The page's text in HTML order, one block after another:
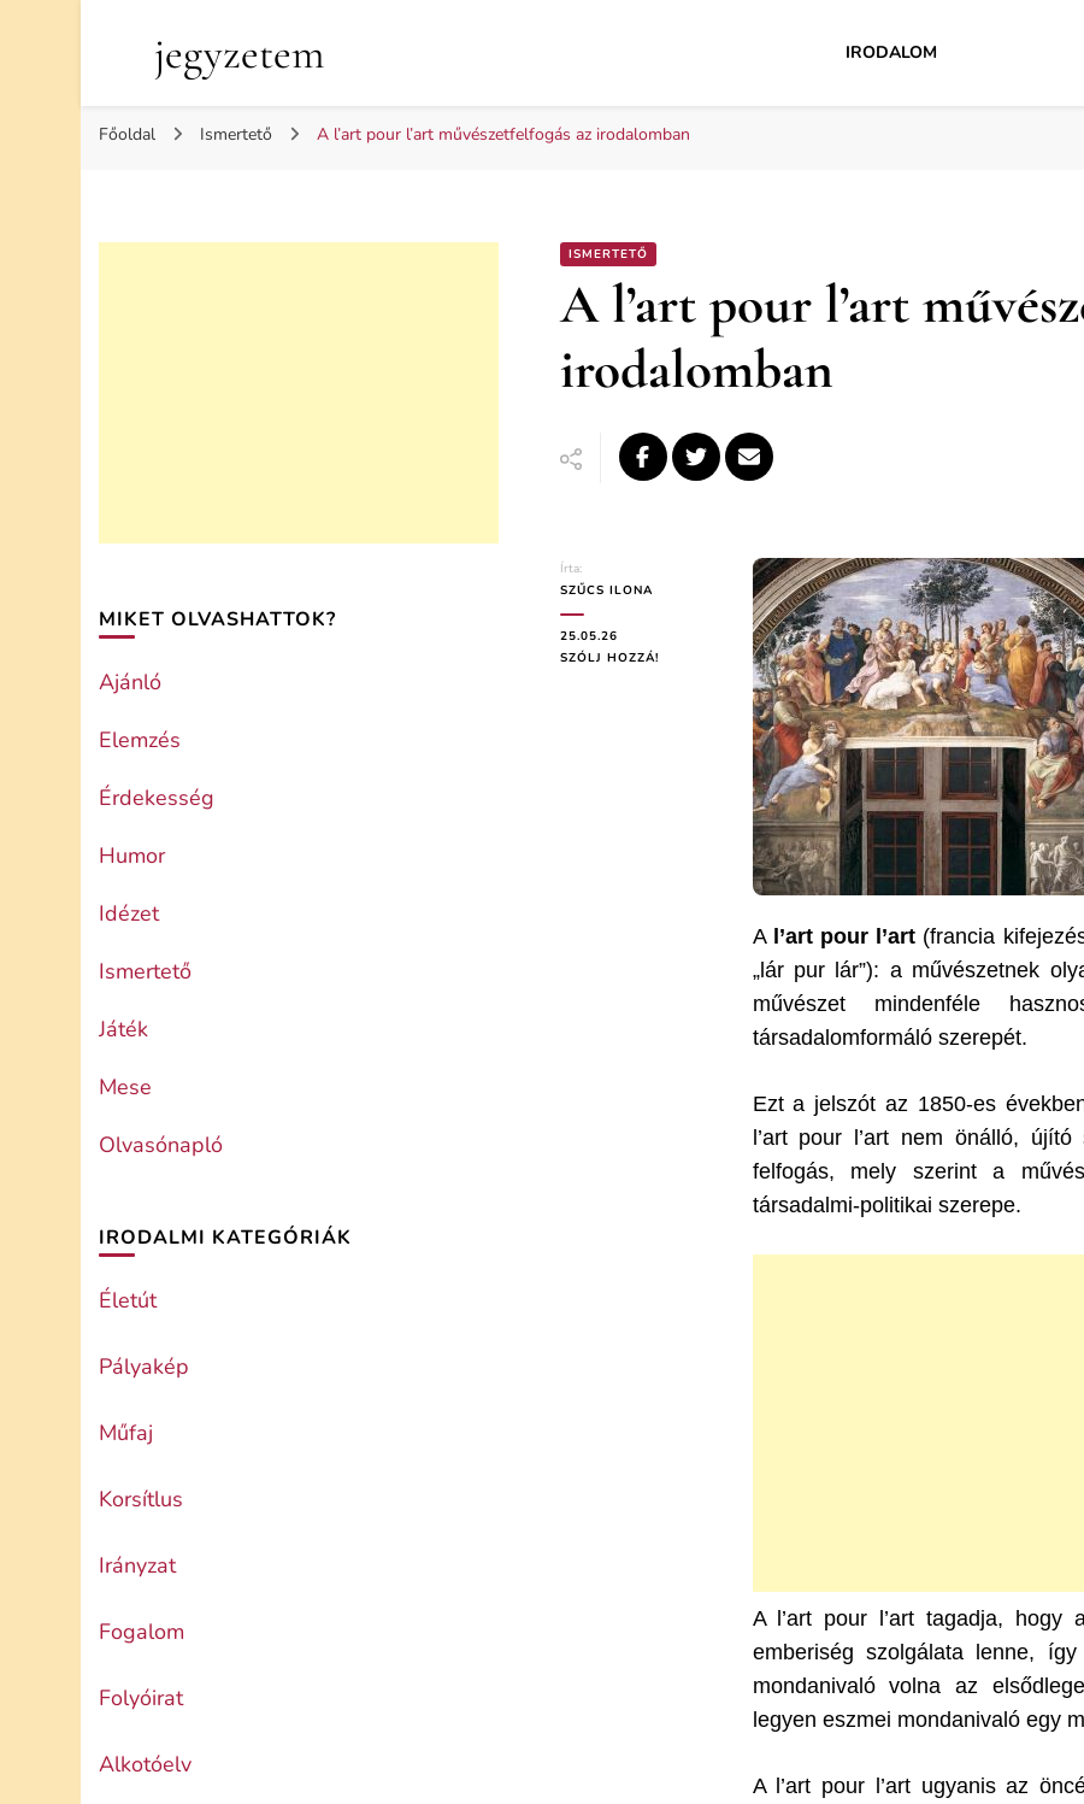
jegyzetem IRODALOM
Főoldal Ismertető A l’art pour l’art művészetfelfogás az irodalomban
ISMERTETŐ
A l’art pour l’art
irodalomban
Írta:
SZŰCS ILONA
25.05.26
SZÓLJ HOZZÁ!ON
MŰVÉSZETFELFOGÁS
IRODALOMBAN
A l’art pour l’art (francia
„lár pur lár”): a művészetnek
művészet mindenféle
társadalomformáló szerepét.
Ezt a jelszót az 1850-es
l’art pour l’art nem önálló,
felfogás, mely szerint a
társadalmi-politikai szerepe.
A l’art pour l’art tagadja, hogy
emberiség szolgálata lenne,
mondanivaló volna az
legyen eszmei mondanivaló egy
A l’art pour l’art ugyanis az
MIKET OLVASHATTOK?
Ajánló
Elemzés
Érdekesség
Humor
Idézet
Ismertető
Játék
Mese
Olvasónapló
IRODALMI KATEGÓRIÁK
Életút
Pályakép
Műfaj
Korsítlus
Irányzat
Fogalom
Folyóirat
Alkotóelv